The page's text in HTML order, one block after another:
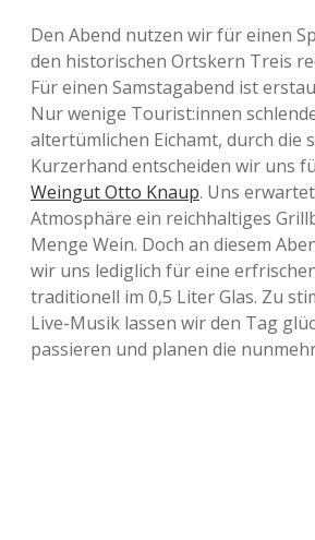
Den Abend nutzen wir für einen
den his­to­ri­schen Orts­kern Treis
Für einen Sams­tag­abend ist
Nur wenige Tourist:innen
alter­tüm­li­chen Eich­amt, durch die
Kur­zer­hand ent­schei­den wir uns
Wein­gut Otto Knaup. Uns
Atmo­sphä­re ein reich­hal­ti­ges
Menge Wein. Doch an diesem
wir uns ledig­lich für eine
tra­di­tio­nell im 0,5 Liter Glas. Zu
Live-Musik lassen wir den Tag
pas­sie­ren und planen die